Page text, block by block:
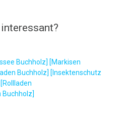
Buchholz] [Markisen
Buchholz] [Insektenschutz
[Rollladen
Buchholz]